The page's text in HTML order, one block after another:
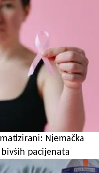
Njemačka
pacijenata